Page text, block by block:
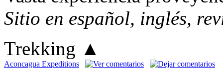
Sitio en español, inglés,
Trekking ▲
Aconcagua Expeditions